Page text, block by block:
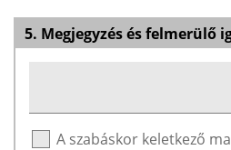
5. Megjegyzés és felmerülő
A szabáskor keletkező